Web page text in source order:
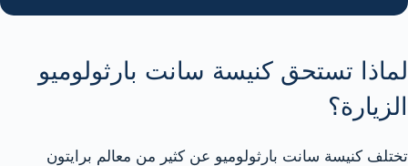
لماذا تستحق كنيسة سانت بارثولوميو
الزيارة؟
تختلف كنيسة سانت بارثولوميو عن كثير من معالم برايتون